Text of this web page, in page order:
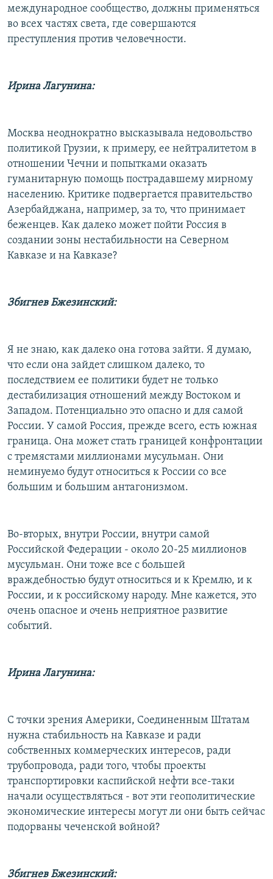
международное сообщество, должны применяться
во всех частях света, где совершаются
преступления против человечности.
Ирина Лагунина:
Москва неоднократно высказывала недовольство
политикой Грузии, к примеру, ее нейтралитетом в
отношении Чечни и попытками оказать
гуманитарную помощь пострадавшему мирному
населению. Критике подвергается правительство
Азербайджана, например, за то, что принимает
беженцев. Как далеко может пойти Россия в
создании зоны нестабильности на Северном
Кавказе и на Кавказе?
Збигнев Бжезинский:
Я не знаю, как далеко она готова зайти. Я думаю,
что если она зайдет слишком далеко, то
последствием ее политики будет не только
дестабилизация отношений между Востоком и
Западом. Потенциально это опасно и для самой
России. У самой Россия, прежде всего, есть южная
граница. Она может стать границей конфронтации
с тремястами миллионами мусульман. Они
неминуемо будут относиться к России со все
большим и большим антагонизмом.
Во-вторых, внутри России, внутри самой
Российской Федерации - около 20-25 миллионов
мусульман. Они тоже все с большей
враждебностью будут относиться и к Кремлю, и к
России, и к российскому народу. Мне кажется, это
очень опасное и очень неприятное развитие
событий.
Ирина Лагунина:
С точки зрения Америки, Соединенным Штатам
нужна стабильность на Кавказе и ради
собственных коммерческих интересов, ради
трубопровода, ради того, чтобы проекты
транспортировки каспийской нефти все-таки
начали осуществляться - вот эти геополитические
экономические интересы могут ли они быть сейчас
подорваны чеченской войной?
Збигнев Бжезинский: